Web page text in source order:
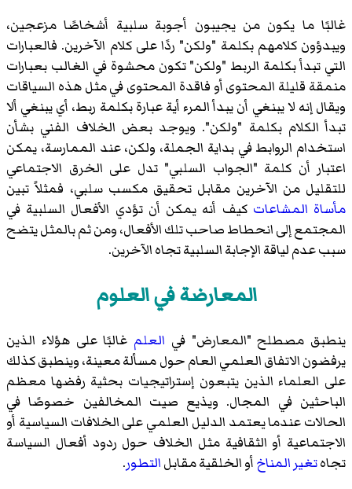
غالبًا ما يكون من يجيبون أجوبة سلبية أشخاصًا مزعجين،
ويبدؤون كلامهم بكلمة "ولكن" ردًا على كلام الآخرين. فالعبارات
التي تبدأ بكلمة الربط "ولكن" تكون محشوة في الغالب بعبارات
منمقة قليلة المحتوى أو فاقدة المحتوى في مثل هذه السياقات
ويقال إنه لا يبنغي أن يبدأ المرء أية عبارة بكلمة ربط، أي يبنغي ألا
تبدأ الكلام بكلمة "ولكن". ويوجد بعض الخلاف الفني بشأن
استخدام الروابط في بداية الجملة، ولكن، عند الممارسة، يمكن
اعتبار أن كلمة "الجواب السلبي" تدل على الخرق الاجتماعي
للتقليل من الآخرين مقابل تحقيق مكسب سلبي، فمثلاً تبين
مأساة المشاعات كيف أنه يمكن أن تؤدي الأفعال السلبية في
المجتمع إلى انحطاط صاحب تلك الأفعال، ومن ثم بالمثل يتضح
سبب عدم لياقة الإجابة السلبية تجاه الآخرين.
المعارضة في العلوم
ينطبق مصطلح "المعارض" في العلم غالبًا على هؤلاء الذين
يرفضون الاتفاق العلمي العام حول مسألة معينة، وينطبق كذلك
على العلماء الذين يتبعون إستراتيجيات بحثية رفضها معظم
الباحثين في المجال. ويذيع صيت المخالفين خصوصًا في
الحالات عندما يعتمد الدليل العلمي على الخلافات السياسية أو
الاجتماعية أو الثقافية مثل الخلاف حول ردود أفعال السياسة
تجاهتغير المناخأو الخلقية مقابلالتطور.